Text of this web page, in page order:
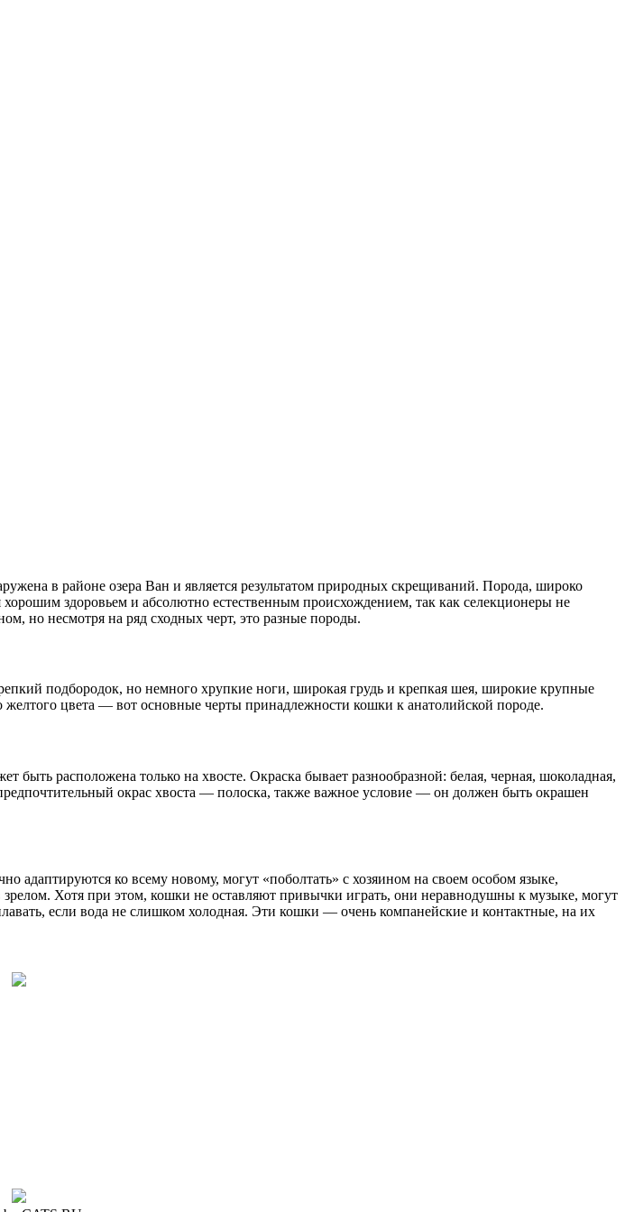
в районе озера Ван и является результатом природных скрещиваний. Порода, широко
здоровьем и абсолютно естественным происхождением, так как селекционеры не
но несмотря на ряд сходных черт, это разные породы.
подбородок, но немного хрупкие ноги, широкая грудь и крепкая шея, широкие крупные
цвета — вот основные черты принадлежности кошки к анатолийской породе.
расположена только на хвосте. Окраска бывает разнообразной: белая, черная, шоколадная,
окрас хвоста — полоска, также важное условие — он должен быть окрашен
ко всему новому, могут «поболтать» с хозяином на своем особом языке,
Хотя при этом, кошки не оставляют привычки играть, они неравнодушны к музыке, могут
если вода не слишком холодная. Эти кошки — очень компанейские и контактные, на их